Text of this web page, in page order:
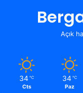
Açık
34 ℃
Cts
34 ℃
Paz